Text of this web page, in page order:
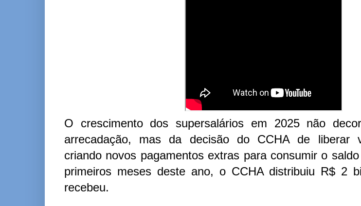
O crescimento dos supersalários em 2025 não
arrecadação, mas da decisão do CCHA de liberar
criando novos pagamentos extras para consumir o
primeiros meses deste ano, o CCHA distribuiu R$ 2
recebeu.